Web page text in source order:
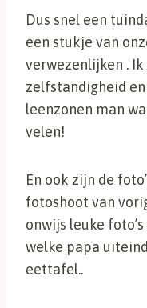
Dus snel een
een stukje van
verwezenlijken .
zelfstandigheid
leenzonen man
velen!
En ook zijn de
fotoshoot van
onwijs leuke
welke papa
eettafel..